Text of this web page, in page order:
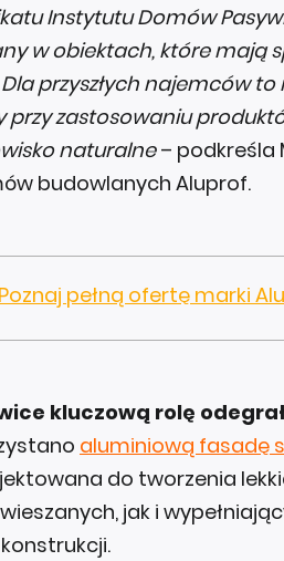
Instytutu Domów
w obiektach, które mają
przyszłych najemców
przy zastosowaniu
naturalne– podkreśla
budowlanych Aluprof.
Poznaj pełną ofertę marki
kluczową rolę
aluminiową fasadę
do tworzenia
jak i